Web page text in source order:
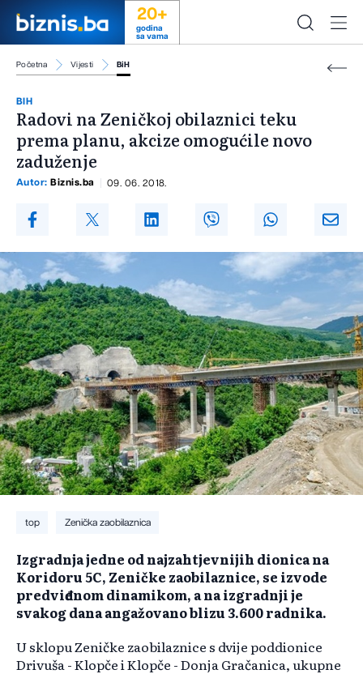
20+
godina
sa vama
Početna Vijesti BiH
BIH
Radovi na Zeničkoj obilaznici teku
prema planu, akcize omogućile novo
zaduženje
Autor: Biznis.ba 09. 06. 2018.
top Zenička zaobilaznica
Izgradnja jedne od najzahtjevnijih dionica na
Koridoru 5C, Zeničke zaobilaznice, se izvode
predviđenom dinamikom, a na izgradnji je
svakog dana angažovano blizu 3.600 radnika.
U sklopu Zeničke zaobilaznice s dvije poddionice
Drivuša - Klopče i Klopče - Donja Gračanica, ukupne